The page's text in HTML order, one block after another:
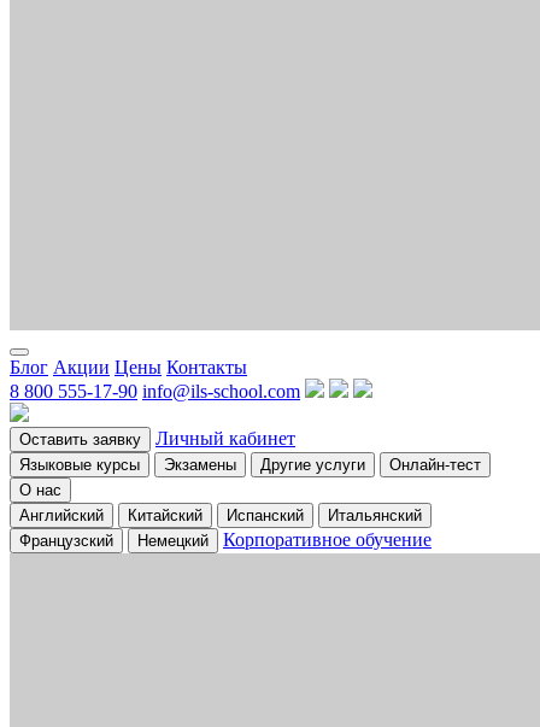
Блог Акции Цены Контакты
8 800 555-17-90 info@ils-school.com
Оставить заявку Личный кабинет
Языковые курсы Экзамены Другие услуги
Онлайн-тест
О нас
Английский
Китайский Испанский
Итальянский
Французский
Немецкий Корпоративное обучение